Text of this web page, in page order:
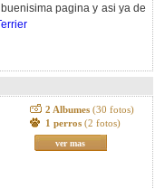
pagina y asi ya de
2 Albumes (30 fotos)
1 perros (2 fotos)
ver mas